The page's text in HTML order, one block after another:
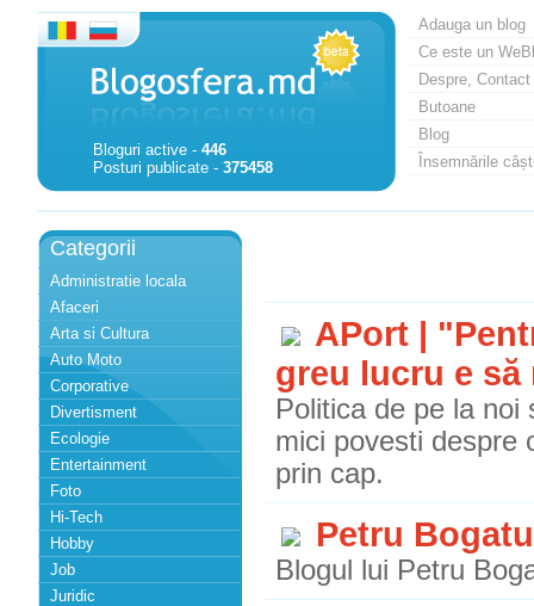
Bloguri active - 446
Posturi publicate - 375458
Adauga un blog
Ce este un
Despre, Contact
Butoane
Blog
Însemnările
Categorii
Administratie locala
Afaceri
Arta si Cultura
Auto Moto
Corporative
Divertisment
Ecologie
Entertainment
Foto
Hi-Tech
Hobby
Job
Juridic
APort |
greu lucru e să
Politica de pe la noi
mici povesti despre
prin cap.
Petru Bogatu
Blogul lui Petru